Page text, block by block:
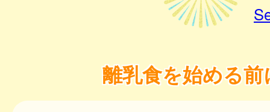
離乳食を始める前